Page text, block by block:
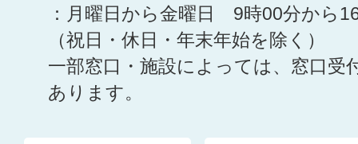
：月曜日から金曜日 9時00分から
（祝日・休日・年末年始を除く）
一部窓口・施設によっては、窓口受
あります。